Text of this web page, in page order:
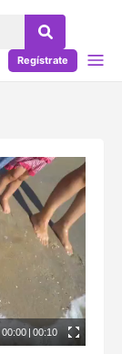
Regístrate
00:00 | 00:10